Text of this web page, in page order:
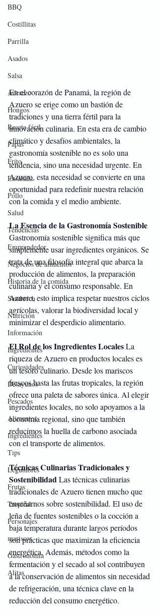
BBQ
Costillitas
Parrilla
Asados
Salsa
Aderezo
Hongos
Receta fácil
Papas
Frito
Ensalada
Pollo
Salud
Tendencias
Emprendedor
Negocios de alimentos
Historia de la comida
Sandwich
Nutrición
Información
Ingredientes
Curiosidades
Desayunos
Pescados
Alimentos
Ingredientes
Tips
Legumbres
Frutas
Tropical
Personajes
mariscos
Gastronomía
Alitas
En el corazón de Panamá, la región de
Azuero se erige como un bastión de
tradiciones y una tierra fértil para la
innovación culinaria. En esta era de cambio
climático y desafíos ambientales, la
gastronomía sostenible no es solo una
tendencia, sino una necesidad urgente. En
Azuero, esta necesidad se convierte en una
oportunidad para redefinir nuestra relación
con la comida y el medio ambiente.
La Esencia de la Gastronomía Sostenible
Gastronomía sostenible significa más que
simplemente usar ingredientes orgánicos. Se
trata de una filosofía integral que abarca la
producción de alimentos, la preparación
culinaria y el consumo responsable. En
Azuero, esto implica respetar nuestros ciclos
agrícolas, valorar la biodiversidad local y
minimizar el desperdicio alimentario.
El Rol de los Ingredientes Locales La
riqueza de Azuero en productos locales es
un tesoro culinario. Desde los mariscos
frescos hasta las frutas tropicales, la región
ofrece una paleta de sabores única. Al elegir
ingredientes locales, no solo apoyamos a la
economía regional, sino que también
reducimos la huella de carbono asociada
con el transporte de alimentos.
Técnicas Culinarias Tradicionales y
Sostenibilidad Las técnicas culinarias
tradicionales de Azuero tienen mucho que
enseñarnos sobre sostenibilidad. El uso de
leña de fuentes sostenibles o la cocción a
baja temperatura durante largos períodos
son prácticas que maximizan la eficiencia
energética. Además, métodos como la
fermentación y el secado al sol contribuyen
a la conservación de alimentos sin necesidad
de refrigeración, una técnica clave en la
reducción del consumo energético.